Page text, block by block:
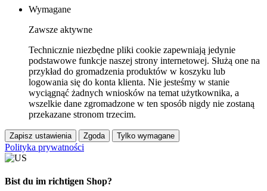
Wymagane
Zawsze aktywne
Technicznie niezbędne pliki cookie zapewniają jedynie
podstawowe funkcje naszej strony internetowej. Służą one na
przykład do gromadzenia produktów w koszyku lub
logowania się do konta klienta. Nie jesteśmy w stanie
wyciągnąć żadnych wniosków na temat użytkownika, a
wszelkie dane zgromadzone w ten sposób nigdy nie zostaną
przekazane stronom trzecim.
Zapisz ustawienia Zgoda Tylko wymagane
Polityka prywatności
Bist du im richtigen Shop?